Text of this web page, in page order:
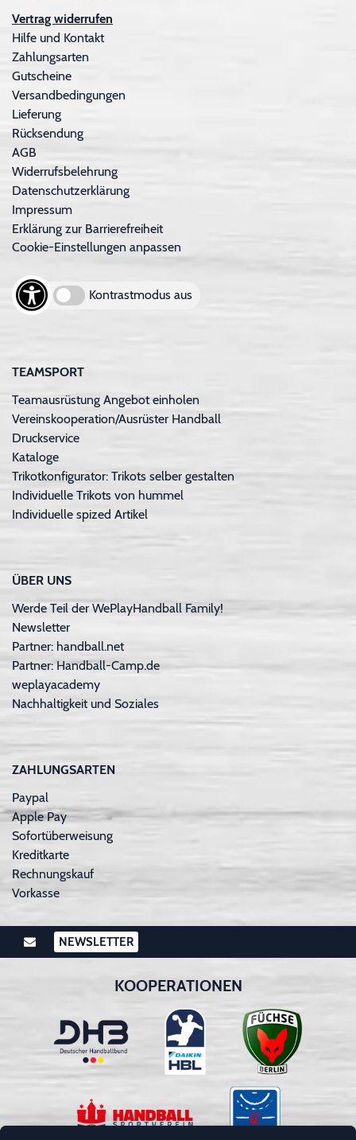
Vertrag widerrufen
Hilfe und Kontakt
Zahlungsarten
Gutscheine
Versandbedingungen
Lieferung
Rücksendung
AGB
Widerrufsbelehrung
Datenschutzerklärung
Impressum
Erklärung zur Barrierefreiheit
Cookie-Einstellungen anpassen
Kontrastmodus aus
TEAMSPORT
Teamausrüstung Angebot einholen
Vereinskooperation/Ausrüster Handball
Druckservice
Kataloge
Trikotkonfigurator: Trikots selber gestalten
Individuelle Trikots von hummel
Individuelle spized Artikel
ÜBER UNS
Werde Teil der WePlayHandball Family!
Newsletter
Partner: handball.net
Partner: Handball-Camp.de
weplayacademy
Nachhaltigkeit und Soziales
ZAHLUNGSARTEN
Paypal
Apple Pay
Sofortüberweisung
Kreditkarte
Rechnungskauf
Vorkasse
NEWSLETTER
KOOPERATIONEN